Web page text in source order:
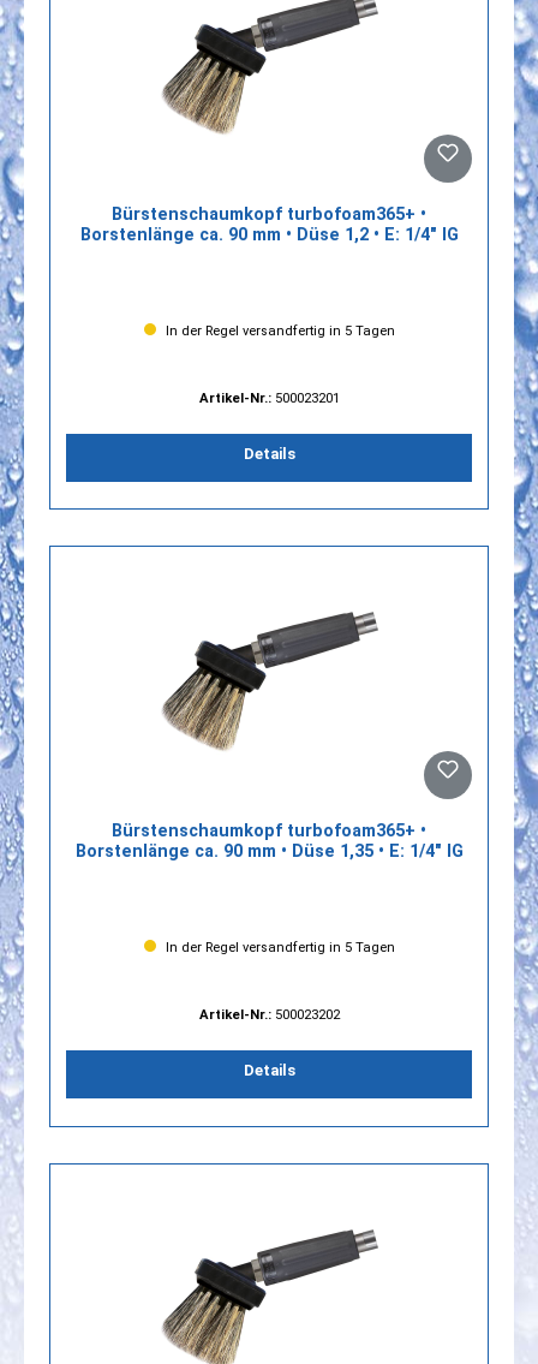
Bürstenschaumkopf turbofoam365+ •
Borstenlänge ca. 90 mm • Düse 1,2 • E: 1/4" IG
In der Regel versandfertig in 5 Tagen
Artikel-Nr.: 500023201
Details
Bürstenschaumkopf turbofoam365+ •
Borstenlänge ca. 90 mm • Düse 1,35 • E: 1/4" IG
In der Regel versandfertig in 5 Tagen
Artikel-Nr.: 500023202
Details